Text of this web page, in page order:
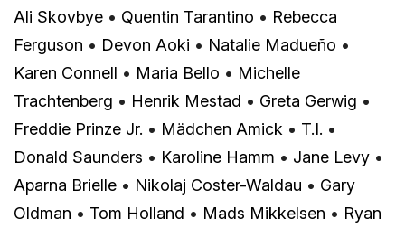
Ali Skovbye • Quentin Tarantino • Rebecca
Ferguson • Devon Aoki • Natalie Madueño •
Karen Connell • Maria Bello • Michelle
Trachtenberg • Henrik Mestad • Greta Gerwig •
Freddie Prinze Jr. • Mädchen Amick • T.I. •
Donald Saunders • Karoline Hamm • Jane Levy •
Aparna Brielle • Nikolaj Coster-Waldau • Gary
Oldman • Tom Holland • Mads Mikkelsen • Ryan